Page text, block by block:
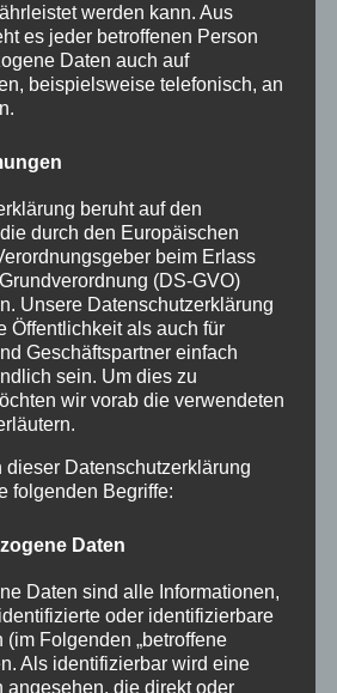
St. Ulrich
Globetrottel auf Weltrois
Sie das „Lichtraumprofil“
zum Ehrenbürger ernannt
in den Erzgruben
abgesagt
für Lichtbilder
2025
Burgberger Dorffest
ab sofort bitte ab 6 Uhr
kommunale Wärmeplanung
werden kann. Aus
es jeder betroffenen Person
Daten auch auf
beispielsweise telefonisch, an
beruht auf den
durch den Europäischen
beim Erlass
(DS-GVO)
Unsere Datenschutzerklärung
Öffentlichkeit als auch für
Geschäftspartner einfach
sein. Um dies zu
wir vorab die verwendeten
dieser Datenschutzerklärung
folgenden Begriffe:
Daten
Daten sind alle Informationen,
oder identifizierbare
Folgenden „betroffene
Als identifizierbar wird eine
angesehen, die direkt oder